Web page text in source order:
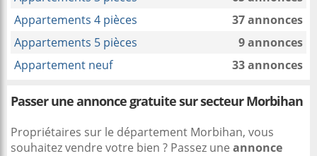
Appartements 4 pièces
37 annonces
Appartements 5 pièces
9 annonces
Appartement neuf
33 annonces
Passer une annonce gratuite sur secteur Morbihan
Propriétaires sur le département Morbihan, vous
souhaitez vendre votre bien ? Passez une annonce